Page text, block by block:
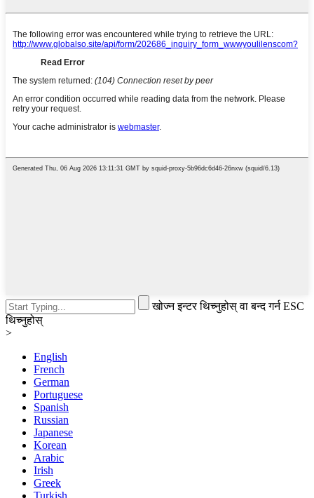
खोज्न इन्टर थिच्नुहोस् वा बन्द गर्न ESC
थिच्नुहोस्
>
English
French
German
Portuguese
Spanish
Russian
Japanese
Korean
Arabic
Irish
Greek
Turkish